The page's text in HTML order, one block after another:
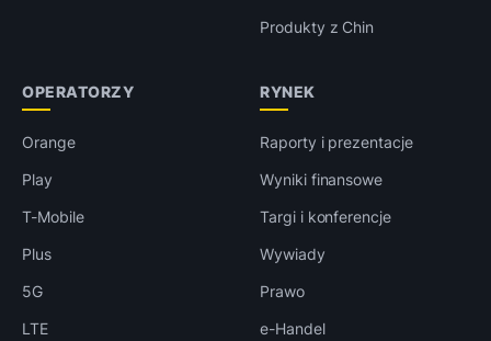
Produkty z Chin
OPERATORZY
Orange
Play
T-Mobile
Plus
5G
LTE
RYNEK
Raporty i prezentacje
Wyniki finansowe
Targi i konferencje
Wywiady
Prawo
e-Handel